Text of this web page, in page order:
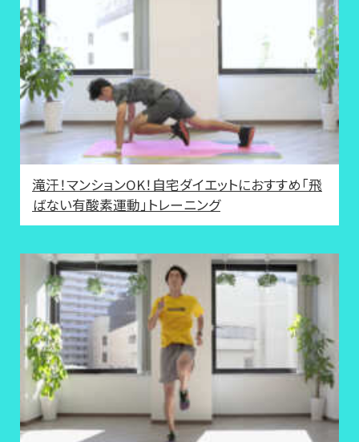
滝汗！マンションOK！自宅ダイエットにおすすめ「飛
ばない有酸素運動」トレーニング